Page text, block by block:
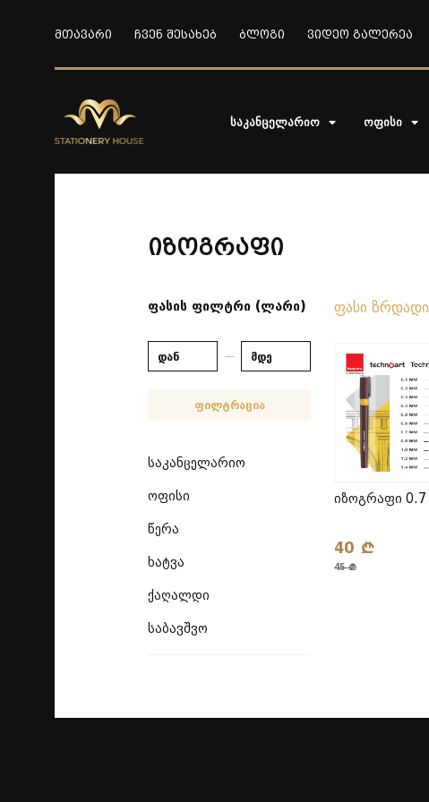
მთავარი ჩვენ შესახებ ბლოგი ვიდეო გალერეა
საკანცელარიო ოფისი
იზოგრაფი
ფასის ფილტრი (ლარი)
ფილტრაცია
საკანცელარიო
ოფისი
წერა
ხატვა
ქაღალდი
საბავშვო
ფასი ზრდადი
იზოგრაფი 0.7
40 ₾
45 ₾